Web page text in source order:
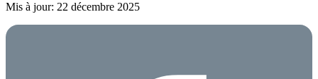
Mis à jour: 22 décembre 2025